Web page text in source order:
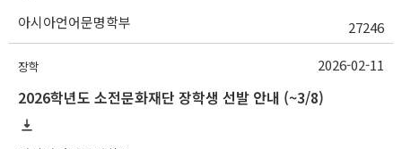
아시아언어문명학부 27246
장학
2026학년도 소전문화재단 장학생 선발 안내 (~3/8)
2026-02-11